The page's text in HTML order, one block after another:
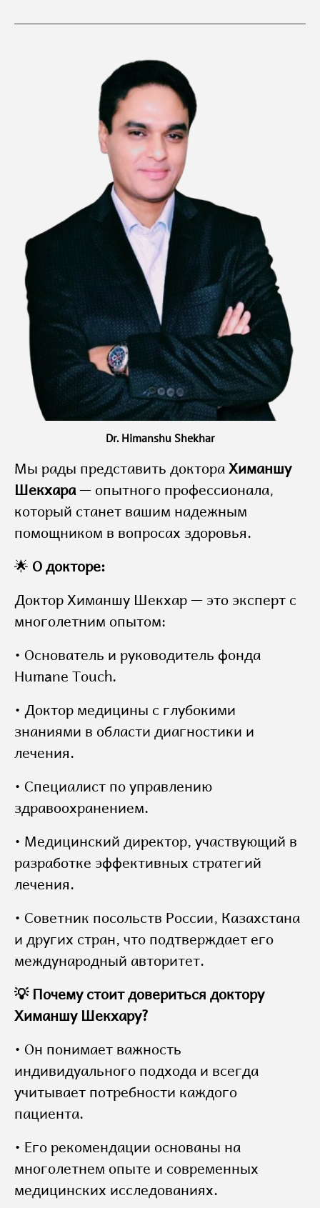
Dr. Himanshu Shekhar
Мы рады представить доктораХиманшу
Шекхара— опытного профессионала,
который станет вашим надежным
помощником в вопросах здоровья.
🌟О докторе:
Доктор Химаншу Шекхар — это эксперт с
многолетним опытом:
• Основатель и руководитель фонда
Humane Touch.
• Доктор медицины с глубокими
знаниями в области диагностики и
лечения.
• Специалист по управлению
здравоохранением.
• Медицинский директор, участвующий в
разработке эффективных стратегий
лечения.
• Советник посольств России, Казахстана
и других стран, что подтверждает его
международный авторитет.
💡 Почему стоит довериться доктору
Химаншу Шекхару?
• Он понимает важность
индивидуального подхода и всегда
учитывает потребности каждого
пациента.
• Его рекомендации основаны на
многолетнем опыте и современных
медицинских исследованиях.